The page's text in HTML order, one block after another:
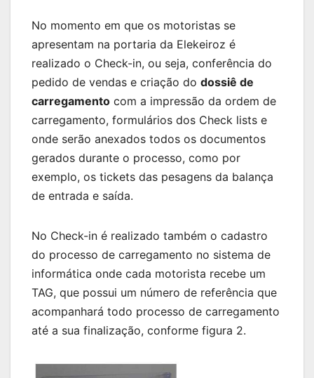
No momento em que os motoristas se
apresentam na portaria da Elekeiroz é
realizado o Check-in, ou seja, conferência do
pedido de vendas e criação do dossiê de
carregamento com a impressão da ordem de
carregamento, formulários dos Check lists e
onde serão anexados todos os documentos
gerados durante o processo, como por
exemplo, os tickets das pesagens da balança
de entrada e saída.
No Check-in é realizado também o cadastro
do processo de carregamento no sistema de
informática onde cada motorista recebe um
TAG, que possui um número de referência que
acompanhará todo processo de carregamento
até a sua finalização, conforme figura 2.